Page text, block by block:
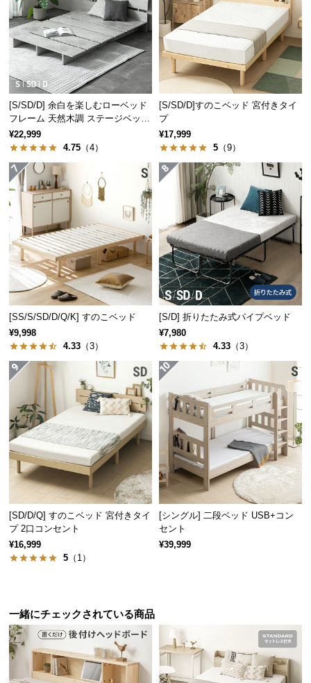
つ
い
て
返
品・
キ
ャ
ン
セ
ル
つ
て
保
証
に
つ
い
て
規
約
に
つ
い
て
ー
ト
[S/SD/D] 余白を楽しむローベッド
フレーム 天然木調 ステージベッド
2口コンセントタイプ
¥22,999
4.75 （4）
[S/SD/D]すのこベッド 宮付きタイ
プ
¥17,999
5 （9）
[SS/S/SD/D/Q/K] すのこベッド
¥9,998
4.33 （3）
[S/D] 折りたたみ式パイプベッド
¥7,980
4.33 （3）
[SD/D/Q] すのこベッド 宮付きタイ
プ 2口コンセント
¥16,999
5 （1）
[シングル] 二段ベッド USB+コン
セント
¥39,999
一緒にチェックされている商品